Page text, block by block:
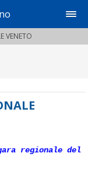
VENETO
regionale del